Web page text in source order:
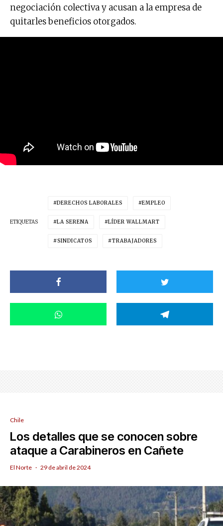
negociación colectiva y acusan a la empresa de
quitarles beneficios otorgados.
ETIQUETAS
DERECHOS LABORALES EMPLEO
LA SERENA LÍDER WALLMART
SINDICATOS TRABAJADORES
Chile
Los detalles que se conocen sobre
ataque a Carabineros en Cañete
El Norte · 29 de abril de 2024